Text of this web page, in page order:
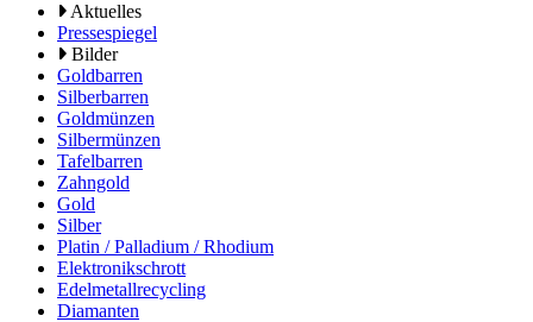
Aktuelles
Pressespiegel
Bilder
Goldbarren
Silberbarren
Goldmünzen
Silbermünzen
Tafelbarren
Zahngold
Gold
Silber
Platin / Palladium / Rhodium
Elektronikschrott
Edelmetallrecycling
Diamanten